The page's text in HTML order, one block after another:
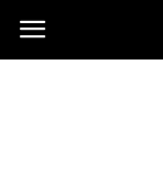
Cowtoruniu.pl